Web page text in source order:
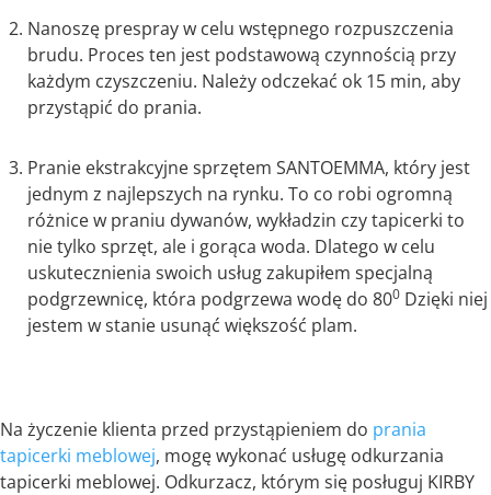
Nanoszę prespray w celu wstępnego rozpuszczenia
brudu. Proces ten jest podstawową czynnością przy
każdym czyszczeniu. Należy odczekać ok 15 min, aby
przystąpić do prania.
Pranie ekstrakcyjne sprzętem SANTOEMMA, który jest
jednym z najlepszych na rynku. To co robi ogromną
różnice w praniu dywanów, wykładzin czy tapicerki to
nie tylko sprzęt, ale i gorąca woda. Dlatego w celu
uskutecznienia swoich usług zakupiłem specjalną
podgrzewnicę, która podgrzewa wodę do 800 Dzięki niej
jestem w stanie usunąć większość plam.
Na życzenie klienta przed przystąpieniem do prania
tapicerki meblowej, mogę wykonać usługę odkurzania
tapicerki meblowej. Odkurzacz, którym się posługuj KIRBY